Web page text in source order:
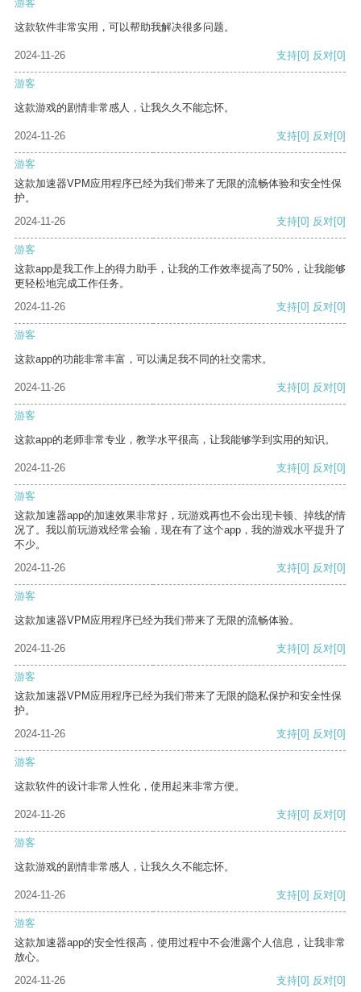
游客
这款软件非常实用，可以帮助我解决很多问题。
2024-11-26 支持[0] 反对[0]
游客
这款游戏的剧情非常感人，让我久久不能忘怀。
2024-11-26 支持[0] 反对[0]
游客
这款加速器VPM应用程序已经为我们带来了无限的流畅体验和安全性保
护。
2024-11-26
支持[0] 反对[0]
游客
这款app是我工作上的得力助手，让我的工作效率提高了50%，让我能够
更轻松地完成工作任务。
2024-11-26
支持[0] 反对[0]
游客
这款app的功能非常丰富，可以满足我不同的社交需求。
2024-11-26 支持[0] 反对[0]
游客
这款app的老师非常专业，教学水平很高，让我能够学到实用的知识。
2024-11-26 支持[0] 反对[0]
游客
这款加速器app的加速效果非常好，玩游戏再也不会出现卡顿、掉线的情
况了。我以前玩游戏经常会输，现在有了这个app，我的游戏水平提升了
不少。
2024-11-26
支持[0] 反对[0]
游客
这款加速器VPM应用程序已经为我们带来了无限的流畅体验。
2024-11-26 支持[0] 反对[0]
游客
这款加速器VPM应用程序已经为我们带来了无限的隐私保护和安全性保
护。
2024-11-26
支持[0] 反对[0]
游客
这款软件的设计非常人性化，使用起来非常方便。
2024-11-26 支持[0] 反对[0]
游客
这款游戏的剧情非常感人，让我久久不能忘怀。
2024-11-26 支持[0] 反对[0]
游客
这款加速器app的安全性很高，使用过程中不会泄露个人信息，让我非常
放心。
2024-11-26
支持[0] 反对[0]